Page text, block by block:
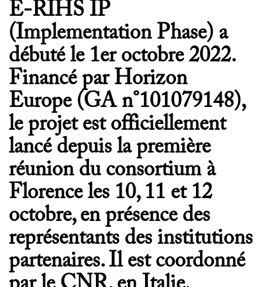
ACTUALITÉS
AGENDA
E-RIHS IP
(Implementation Phase) a
débuté le 1er octobre 2022.
Financé par Horizon
Europe (GA n°101079148),
le projet est officiellement
lancé depuis la première
réunion du consortium à
Florence les 10, 11 et 12
octobre, en présence des
représentants des institutions
partenaires. Il est coordonné